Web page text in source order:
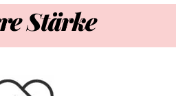
Stärke